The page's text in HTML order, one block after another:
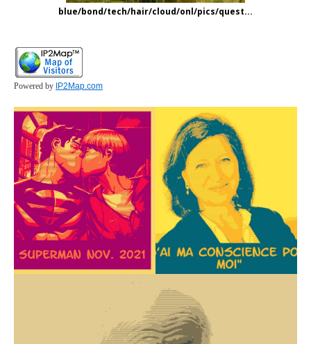
blue/bond/tech/hair/cloud/onl/pics/quest...
Powered by IP2Map.com